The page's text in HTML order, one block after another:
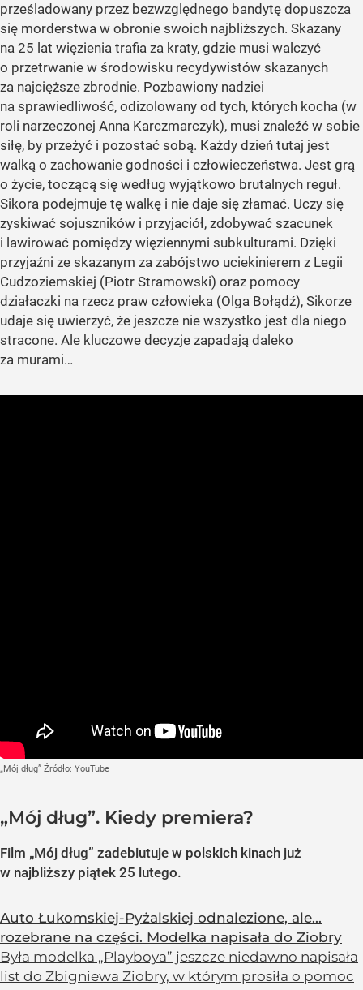
prześladowany przez bezwzględnego bandytę dopuszcza
się morderstwa w obronie swoich najbliższych. Skazany
na 25 lat więzienia trafia za kraty, gdzie musi walczyć
o przetrwanie w środowisku recydywistów skazanych
za najcięższe zbrodnie. Pozbawiony nadziei
na sprawiedliwość, odizolowany od tych, których kocha (w
roli narzeczonej Anna Karczmarczyk), musi znaleźć w sobie
siłę, by przeżyć i pozostać sobą. Każdy dzień tutaj jest
walką o zachowanie godności i człowieczeństwa. Jest grą
o życie, toczącą się według wyjątkowo brutalnych reguł.
Sikora podejmuje tę walkę i nie daje się złamać. Uczy się
zyskiwać sojuszników i przyjaciół, zdobywać szacunek
i lawirować pomiędzy więziennymi subkulturami. Dzięki
przyjaźni ze skazanym za zabójstwo uciekinierem z Legii
Cudzoziemskiej (Piotr Stramowski) oraz pomocy
działaczki na rzecz praw człowieka (Olga Bołądź), Sikorze
udaje się uwierzyć, że jeszcze nie wszystko jest dla niego
stracone. Ale kluczowe decyzje zapadają daleko
za murami…
„Mój dług” Źródło: YouTube
„Mój dług”. Kiedy premiera?
Film „Mój dług” zadebiutuje w polskich kinach już
w najbliższy piątek 25 lutego.
Auto Łukomskiej-Pyżalskiej odnalezione, ale...
rozebrane na części. Modelka napisała do Ziobry
Była modelka „Playboya” jeszcze niedawno napisała
list do Zbigniewa Ziobry, w którym prosiła o pomoc